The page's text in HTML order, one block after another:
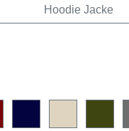
Hoodie Jacke